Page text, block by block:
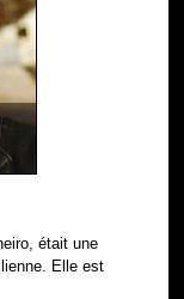
était une
Elle est